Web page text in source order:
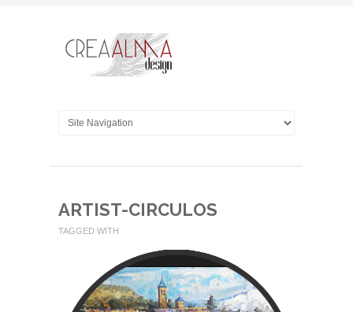
ARTIST-CIRCULOS
TAGGED WITH